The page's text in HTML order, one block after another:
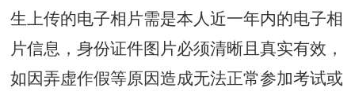
生上传的电子相片需是本人近一年内的电子相
片信息，身份证件图片必须清晰且真实有效，
如 因弄虚作假等原因造成无法正常参加考试或